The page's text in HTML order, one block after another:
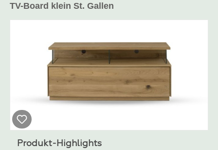
TV-Board klein St. Gallen